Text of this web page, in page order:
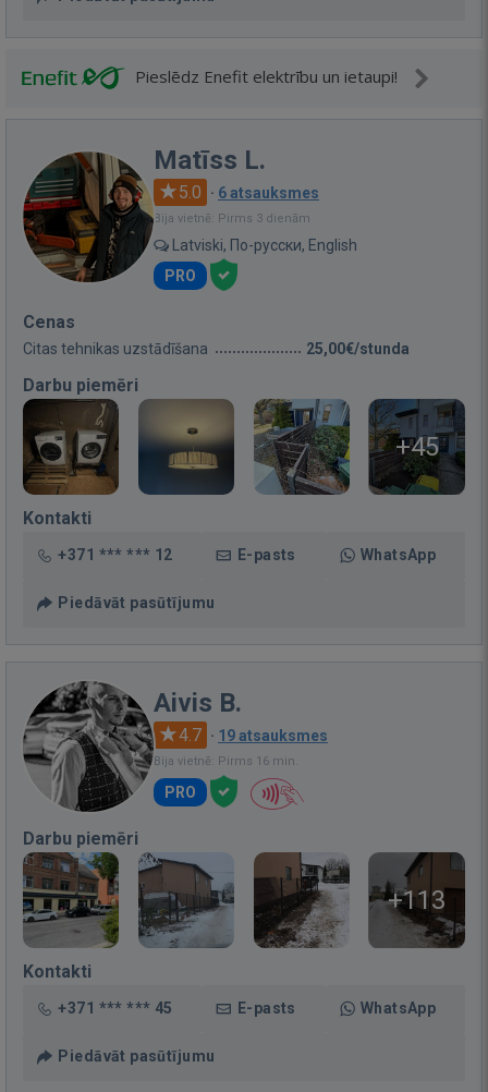
Pieslēdz Enefit elektrību un ietaupi!
Matīss L.
5.0 · 6 atsauksmes
Bija vietnē: Pirms 3 dienām
Latviski, По-русски, English
PRO
Cenas
Citas tehnikas uzstādīšana 25,00€/stunda
Darbu piemēri
+45
Kontakti
+371 *** *** 12 E-pasts WhatsApp
Piedāvāt pasūtījumu
Aivis B.
4.7 · 19 atsauksmes
Bija vietnē: Pirms 16 min.
PRO
Darbu piemēri
+113
Kontakti
+371 *** *** 45 E-pasts WhatsApp
Piedāvāt pasūtījumu